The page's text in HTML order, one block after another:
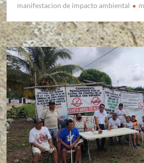
manifestacion de impacto ambiental